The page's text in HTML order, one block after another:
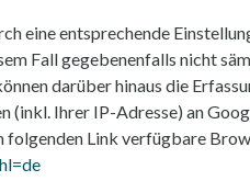
eine entsprechende
Fall gegebenenfalls nicht
darüber hinaus die
(inkl. Ihrer IP-Adresse) an
folgenden Link verfügbare